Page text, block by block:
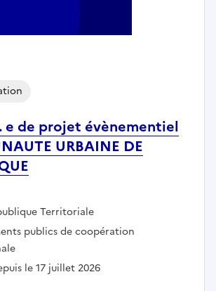
e de projet évènementiel
URBAINE DE
:
:Territoriale
:
publics de coopération
le 17 juillet 2026